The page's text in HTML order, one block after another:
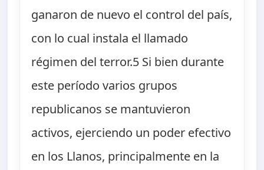
ganaron de nuevo el control del país,
con lo cual instala el llamado
régimen del terror.5 Si bien durante
este período varios grupos
republicanos se mantuvieron
activos, ejerciendo un poder efectivo
en los Llanos, principalmente en la